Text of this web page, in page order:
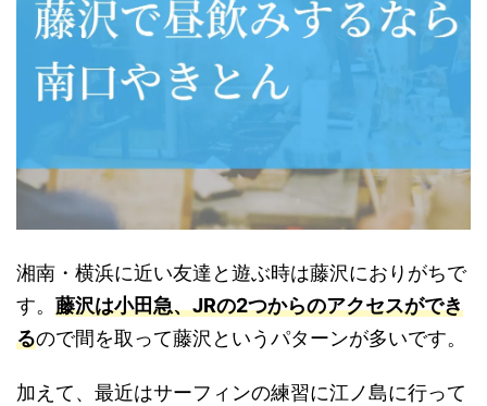
湘南・横浜に近い友達と遊ぶ時は藤沢におりがちで
す。 藤沢は小田急、JRの2つからのアクセスができ
るので間を取って藤沢というパターンが多いです。
加えて、最近はサーフィンの練習に江ノ島に行って